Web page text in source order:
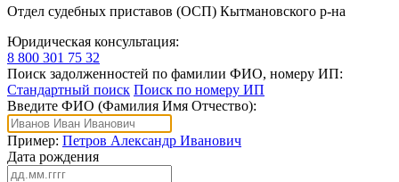
Отдел судебных приставов (ОСП) Кытмановского р-на
Юридическая консультация:
8 800 301 75 32
Поиск задолженностей по фамилии ФИО, номеру ИП:
Стандартный поиск Поиск по номеру ИП
Введите ФИО (Фамилия Имя Отчество):
Пример: Петров Александр Иванович
Дата рождения